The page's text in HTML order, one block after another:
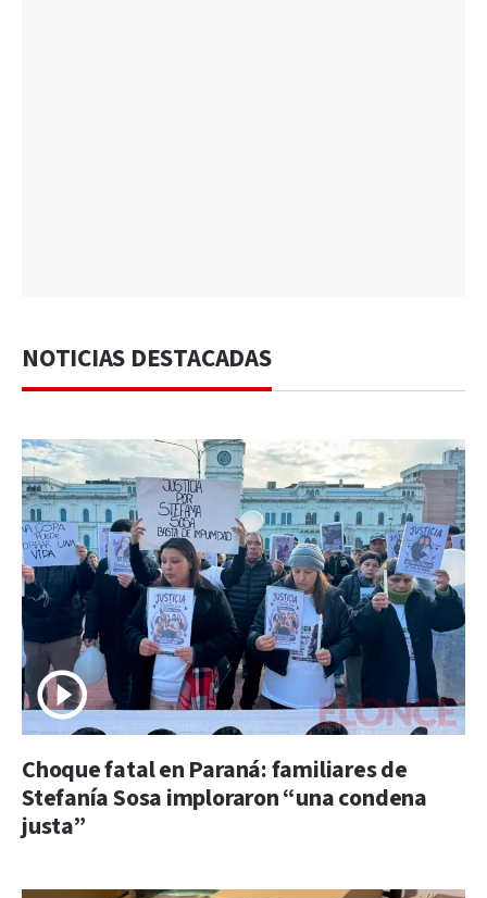
NOTICIAS DESTACADAS
Choque fatal en Paraná: familiares de
Stefanía Sosa imploraron “una condena
justa”